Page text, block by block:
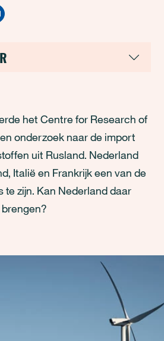
het Centre for Research of
onderzoek naar de import
uit Rusland. Nederland
Italië en Frankrijk een van de
zijn. Kan Nederland daar